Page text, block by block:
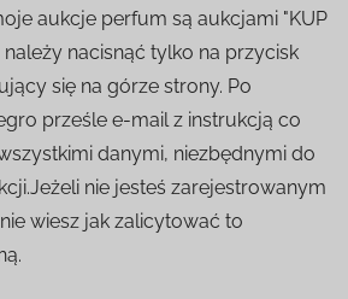
aukcje perfum są aukcjami "KUP
należy nacisnąć tylko na przycisk
się na górze strony. Po
prześle e-mail z instrukcją co
danymi, niezbędnymi do
nie jesteś zarejestrowanym
wiesz jak zalicytować to